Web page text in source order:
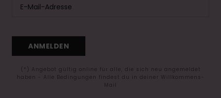
ANMELDEN
(*) Angebot gültig online für alle, die sich neu angemeldet
haben - Alle Bedingungen findest du in deiner Willkommens-
Mail